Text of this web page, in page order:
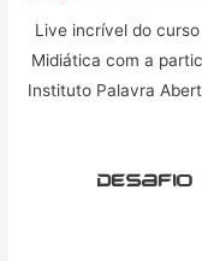
Live incrível do
Midiática com a
Instituto Palavra
DESAFIO